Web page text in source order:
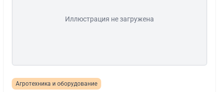
Иллюстрация не загружена
Агротехника и оборудование